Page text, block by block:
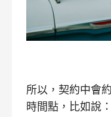
所以，契約中會
時間點，比如說：